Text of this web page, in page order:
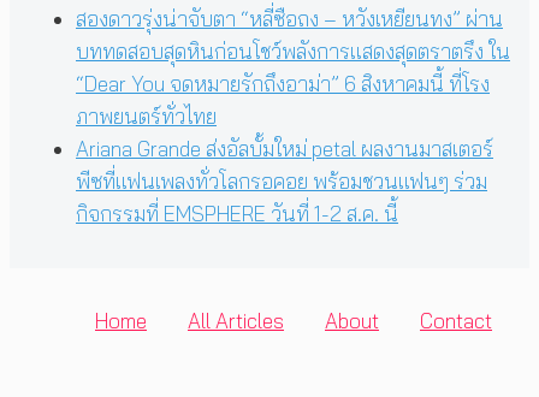
สองดาวรุ่งน่าจับตา “หลี่ซือถง – หวังเหยียนทง” ผ่าน
บททดสอบสุดหินก่อนโชว์พลังการแสดงสุดตราตรึง ใน
“Dear You จดหมายรักถึงอาม่า” 6 สิงหาคมนี้ ที่โรง
ภาพยนตร์ทั่วไทย
Ariana Grande ส่งอัลบั้มใหม่ petal ผลงานมาสเตอร์
พีซที่แฟนเพลงทั่วโลกรอคอย พร้อมชวนแฟนๆ ร่วม
กิจกรรมที่ EMSPHERE วันที่ 1-2 ส.ค. นี้
Home All Articles About Contact